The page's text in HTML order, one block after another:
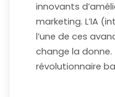
innovants
marketing. L’IA
l’une de ces
change la
révolutionnaire